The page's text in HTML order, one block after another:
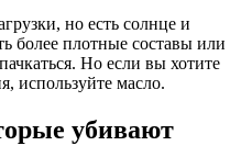
но есть солнце и
более плотные составы или
Но если вы хотите
используйте масло.
убивают